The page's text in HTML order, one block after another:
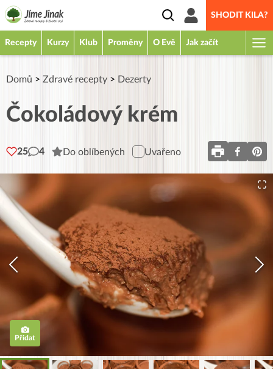
SHODIT KILA?
Recepty Kurzy Klub Proměny O Evě Jak začít
Domů > Zdravé recepty > Dezerty
Čokoládový krém
25 4 Do oblíbených Uvařeno
Přidat